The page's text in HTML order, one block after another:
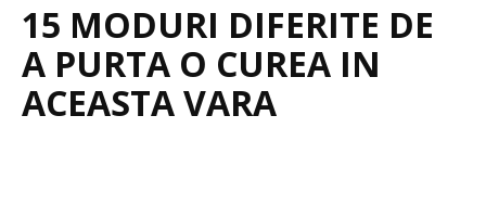
15 MODURI DIFERITE DE
A PURTA O CUREA IN
ACEASTA VARA